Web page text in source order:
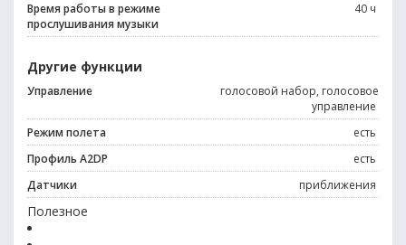
Время работы в режиме
прослушивания музыки
40 ч
Другие функции
Управление
голосовой набор, голосовое
управление
Режим полета
есть
Профиль A2DP
есть
Датчики
приближения
Полезное